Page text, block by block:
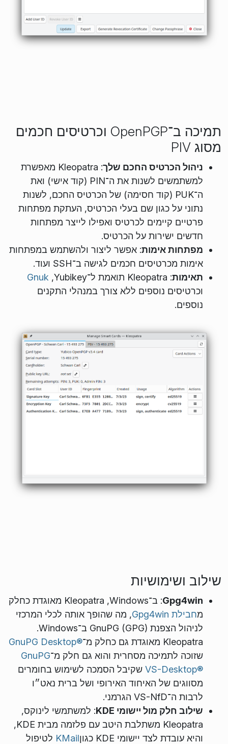
תמיכה ב־OpenPGP וכרטיסים חכמים
מסוג PIV
ניהול הכרטיס החכם שלך
: Kleopatra מאפשרת
למשתמשים לשנות את ה־PIN (קוד אישי) ואת
ה־PUK (קוד חסימה) של הכרטיס החכם, לשנות
נתוני על כגון שם בעלי הכרטיס, העתקת מפתחות
פרטיים קיימים לכרטיס ואפילו לייצר מפתחות
חדשים ישירות על הכרטיס.
מפתחות אימות: אפשר ליצור ולהשתמש במפתחות
אימות מכרטיסים חכמים לגישה ב־SSH ועוד.
תאימות: Kleopatra תואמת ל־Yubikey,‏
Gnuk
וכרטיסים נוספים ללא צורך במנהלי התקנים
נוספים.
שילוב ושימושיות
Gpg4win
: ב־Windows,‏ Kleopatra מאוגדת כחלק
מחבילת Gpg4win
, מה שהופך אותה לכלי המרכזי
לניהול הצפנת GnuPG (GPG) ב־Windows.‏
Kleopatra מאוגדת גם כחלק מ־
GnuPG Desktop®️‎
שזוכה לתמיכה מסחרית והוא גם חלק מ־GnuPG
VS-Desktop®️‎ שקיבל הסמכה לשימוש בחומרים
מסווגים של האיחוד האירופי ושל ברית נאט״ו
לרבות ה־VS-NfD הגרמני.
שילוב חלק מול יישומי KDE
: למשתמשי לינוקס,
Kleopatra משתלבת היטב עם פלזמה מבית KDE,
והיא עובדת לצד יישומי KDE כגון
KMail לטיפול